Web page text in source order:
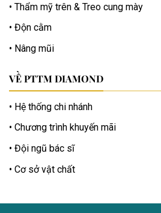
Thẩm mỹ trên & Treo cung mày
Độn cằm
Nâng mũi
VỀ PTTM DIAMOND
Hệ thống chi nhánh
Chương trình khuyến mãi
Đội ngũ bác sĩ
Cơ sở vật chất